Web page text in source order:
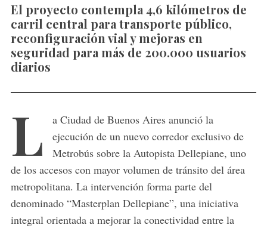
El proyecto contempla 4,6 kilómetros de
carril central para transporte público,
reconfiguración vial y mejoras en
seguridad para más de 200.000 usuarios
diarios
L a Ciudad de Buenos Airesanunció la
ejecución de un nuevo corredor exclusivo de
Metrobús sobre la Autopista Dellepiane, uno
de los accesos con mayor volumen de tránsito del área
metropolitana. La intervención forma parte del
denominado “Masterplan Dellepiane”, una iniciativa
integral orientada a mejorar la conectividad entre la